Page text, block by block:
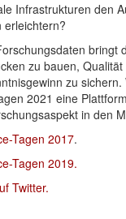
Infrastrukturen den
erleichtern?
bringt
zu bauen,
zu
2021 eine
in den
Tagen 2017.
Tagen 2019.
Twitter.